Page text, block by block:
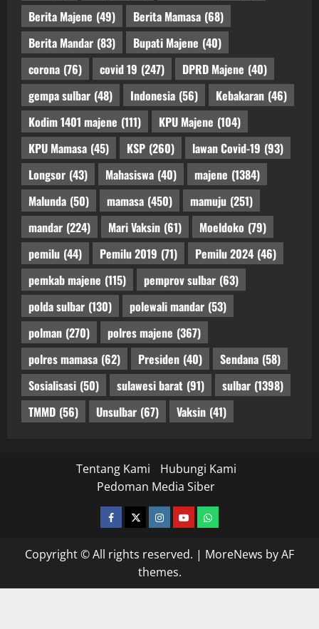
Berita Majene (49) Berita Mamasa (68)
Berita Mandar (83) Bupati Majene (40)
corona (76) covid 19 (247) DPRD Majene (40)
gempa sulbar (48) Indonesia (56) Kebakaran (46)
Kodim 1401 majene (111) KPU Majene (104)
KPU Mamasa (45) KSP (260) lawan Covid-19 (93)
Longsor (43) Mahasiswa (40) majene (1384)
Malunda (50) mamasa (450) mamuju (251)
mandar (224) Mari Vaksin (61) Moeldoko (79)
pemilu (44) Pemilu 2019 (71) Pemilu 2024 (46)
pemkab majene (115) pemprov sulbar (63)
polda sulbar (130) polewali mandar (53)
polman (270) polres majene (367)
polres mamasa (62) Presiden (40) Sendana (58)
Sosialisasi (50) sulawesi barat (91) sulbar (1398)
TMMD (56) Unsulbar (67) Vaksin (41)
Tentang Kami
Hubungi Kami
Pedoman Media Siber
facebooktwitterinstagram.com
youtubewhatsapp
Copyright © All rights reserved. | MoreNews by AF
themes.